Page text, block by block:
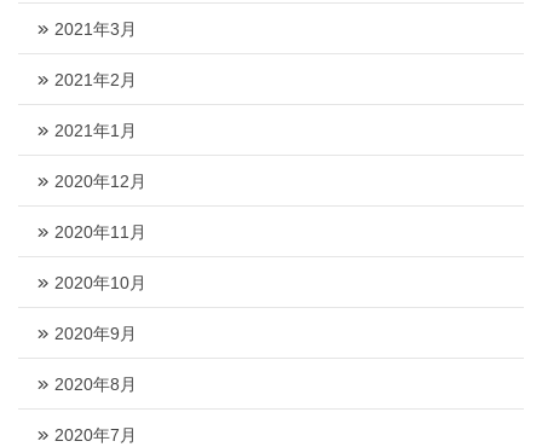
2021年3月
2021年2月
2021年1月
2020年12月
2020年11月
2020年10月
2020年9月
2020年8月
2020年7月